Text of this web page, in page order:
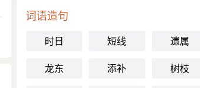
词语造句
时日 短线
遗属
龙东
添补
树枝